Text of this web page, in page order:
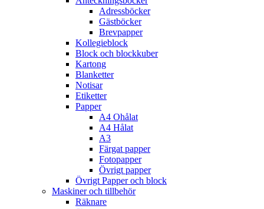
Adressböcker
Gästböcker
Brevpapper
Kollegieblock
Block och blockkuber
Kartong
Blanketter
Notisar
Etiketter
Papper
A4 Ohålat
A4 Hålat
A3
Färgat papper
Fotopapper
Övrigt papper
Övrigt Papper och block
Maskiner och tillbehör
Räknare